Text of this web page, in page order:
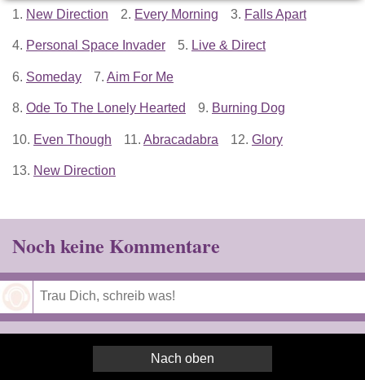
1. New Direction 2. Every Morning 3. Falls Apart
4. Personal Space Invader 5. Live & Direct
6. Someday 7. Aim For Me
8. Ode To The Lonely Hearted 9. Burning Dog
10. Even Though 11. Abracadabra 12. Glory
13. New Direction
Noch keine Kommentare
Nach oben